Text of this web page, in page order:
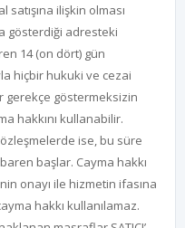
satışına ilişkin olması
gösterdiği adresteki
14 (on dört) gün
hiçbir hukuki ve cezai
gerekçe göstermeksizin
hakkını kullanabilir.
ise, bu süre
başlar. Cayma hakkı
onayı ile hizmetin ifasına
hakkı kullanılamaz.